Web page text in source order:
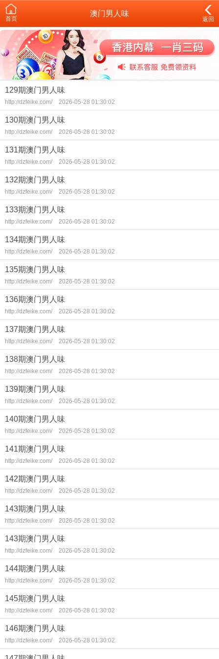
首页
澳门男人味
返回
129期澳门男人味
http://dzfeike.com/ 2026-05-28 01:30:02
130期澳门男人味
http://dzfeike.com/ 2026-05-28 01:30:02
131期澳门男人味
http://dzfeike.com/ 2026-05-28 01:30:02
132期澳门男人味
http://dzfeike.com/ 2026-05-28 01:30:02
133期澳门男人味
http://dzfeike.com/ 2026-05-28 01:30:02
134期澳门男人味
http://dzfeike.com/ 2026-05-28 01:30:02
135期澳门男人味
http://dzfeike.com/ 2026-05-28 01:30:02
136期澳门男人味
http://dzfeike.com/ 2026-05-28 01:30:02
137期澳门男人味
http://dzfeike.com/ 2026-05-28 01:30:02
138期澳门男人味
http://dzfeike.com/ 2026-05-28 01:30:02
139期澳门男人味
http://dzfeike.com/ 2026-05-28 01:30:02
140期澳门男人味
http://dzfeike.com/ 2026-05-28 01:30:02
141期澳门男人味
http://dzfeike.com/ 2026-05-28 01:30:02
142期澳门男人味
http://dzfeike.com/ 2026-05-28 01:30:02
143期澳门男人味
http://dzfeike.com/ 2026-05-28 01:30:02
143期澳门男人味
http://dzfeike.com/ 2026-05-28 01:30:02
144期澳门男人味
http://dzfeike.com/ 2026-05-28 01:30:02
145期澳门男人味
http://dzfeike.com/ 2026-05-28 01:30:02
146期澳门男人味
http://dzfeike.com/ 2026-05-28 01:30:02